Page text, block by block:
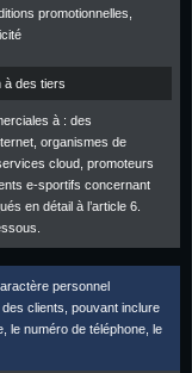
promotionnelles,
à des tiers
à : des
organismes de
cloud, promoteurs
e-sportifs concernant
en détail à l’article 6.
personnel
clients, pouvant inclure
le numéro de téléphone, le